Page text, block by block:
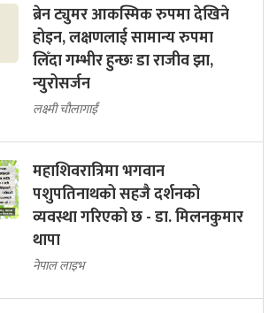
ब्रेन ट्युमर आकस्मिक रुपमा देखिने
होइन, लक्षणलाई सामान्य रुपमा
लिँदा गम्भीर हुन्छः डा राजीव झा,
न्युरोसर्जन
लक्ष्मी चौलागाईं
महाशिवरात्रिमा भगवान
पशुपतिनाथको सहजै दर्शनको
व्यवस्था गरिएको छ - डा. मिलनकुमार
थापा
नेपाल लाइभ